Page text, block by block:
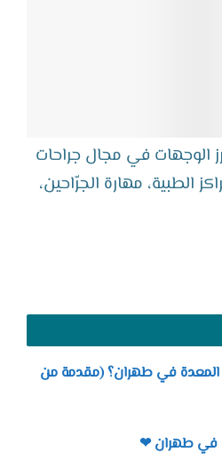
الوجهات في مجال جراحات
الطبية، مهارة الجرّاحين،
مقارنة...
في طهران؟ (مقدمة من
في طهران ❤